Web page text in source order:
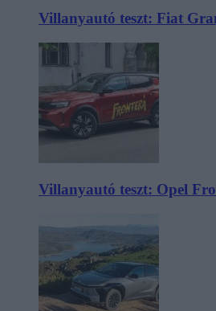
Villanyautó teszt: Fiat
Villanyautó teszt: Opel